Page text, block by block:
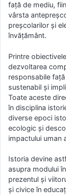
faţă de mediu,
vârsta
preșcolarilor și
învățământ.
Printre
dezvoltarea
responsabile
sustenabil și
Toate aceste
în disciplina
diverse epoci
ecologic și
impactului uman
Istoria devine
asupra modului
prezentul și
și civice în